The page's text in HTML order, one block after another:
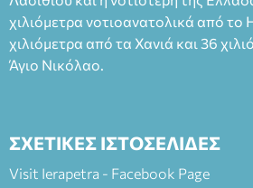
χιλιόμετρα νοτιοανατολικά από το
χιλιόμετρα από τα Χανιά και 36
Άγιο Νικόλαο.
ΣΧΕΤΙΚΕΣ ΙΣΤΟΣΕΛΙΔΕΣ
Visit Ierapetra - Facebook Page